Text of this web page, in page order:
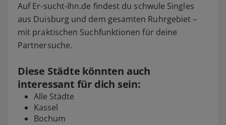
Auf Er-sucht-Ihn.de findest du schwule Singles
aus Duisburg und dem gesamten Ruhrgebiet –
mit praktischen Suchfunktionen für deine
Partnersuche.
Diese Städte könnten auch
interessant für dich sein:
Alle Städte
Kassel
Bochum